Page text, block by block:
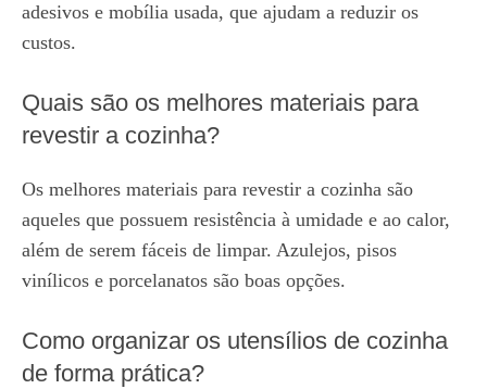
adesivos e mobília usada, que ajudam a reduzir os
custos.
Quais são os melhores materiais para
revestir a cozinha?
Os melhores materiais para revestir a cozinha são
aqueles que possuem resistência à umidade e ao calor,
além de serem fáceis de limpar. Azulejos, pisos
vinílicos e porcelanatos são boas opções.
Como organizar os utensílios de cozinha
de forma prática?